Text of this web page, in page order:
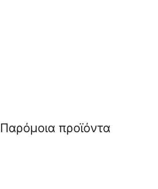
Παρόμοια προϊόντα